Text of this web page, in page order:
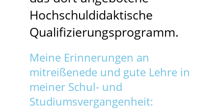
Hochschuldidaktische
Qualifizierungsprogramm.
Meine Erinnerungen an
mitreißenede und gute Lehre in
meiner Schul- und
Studiumsvergangenheit: